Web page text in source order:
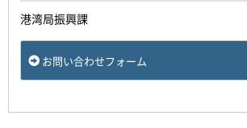
港湾局振興課
お問い合わせフォーム